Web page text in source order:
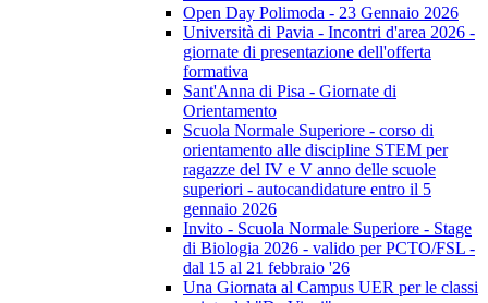
Open Day Polimoda - 23 Gennaio 2026
Università di Pavia - Incontri d'area 2026 -
giornate di presentazione dell'offerta
formativa
Sant'Anna di Pisa - Giornate di
Orientamento
Scuola Normale Superiore - corso di
orientamento alle discipline STEM per
ragazze del IV e V anno delle scuole
superiori - autocandidature entro il 5
gennaio 2026
Invito - Scuola Normale Superiore - Stage
di Biologia 2026 - valido per PCTO/FSL -
dal 15 al 21 febbraio '26
Una Giornata al Campus UER per le classi